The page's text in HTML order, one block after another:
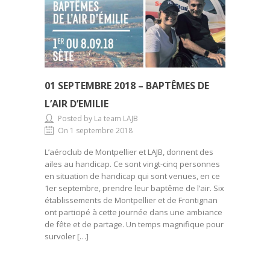
01 SEPTEMBRE 2018 – BAPTÊMES DE
L’AIR D’EMILIE
Posted by La team LAJB
On 1 septembre 2018
L’aéroclub de Montpellier et LAJB, donnent des
ailes au handicap. Ce sont vingt-cinq personnes
en situation de handicap qui sont venues, en ce
1er septembre, prendre leur baptême de l’air. Six
établissements de Montpellier et de Frontignan
ont participé à cette journée dans une ambiance
de fête et de partage. Un temps magnifique pour
survoler […]